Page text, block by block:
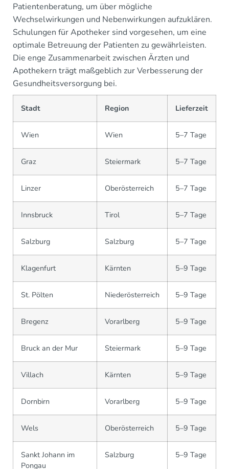
Patientenberatung, um über mögliche
Wechselwirkungen und Nebenwirkungen aufzuklären.
Schulungen für Apotheker sind vorgesehen, um eine
optimale Betreuung der Patienten zu gewährleisten.
Die enge Zusammenarbeit zwischen Ärzten und
Apothekern trägt maßgeblich zur Verbesserung der
Gesundheitsversorgung bei.
Stadt Region Lieferzeit
Wien Wien 5–7 Tage
Graz Steiermark 5–7 Tage
Linzer Oberösterreich 5–7 Tage
Innsbruck Tirol 5–7 Tage
Salzburg Salzburg 5–7 Tage
Klagenfurt Kärnten 5–9 Tage
St. Pölten Niederösterreich 5–9 Tage
Bregenz Vorarlberg 5–9 Tage
Bruck an der Mur Steiermark 5–9 Tage
Villach Kärnten 5–9 Tage
Dornbirn Vorarlberg 5–9 Tage
Wels Oberösterreich 5–9 Tage
Sankt Johann im
Pongau
Salzburg 5–9 Tage